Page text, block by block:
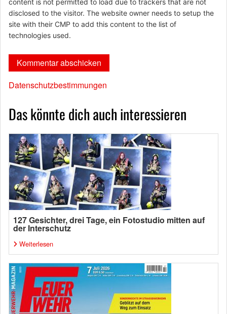
content is not permitted to load due to trackers that are not
disclosed to the visitor. The website owner needs to setup the
site with their CMP to add this content to the list of
technologies used.
Datenschutzbestimmungen
Das könnte dich auch interessieren
127 Gesichter, drei Tage, ein Fotostudio mitten auf
der Interschutz
Weiterlesen